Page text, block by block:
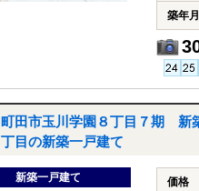
築年月
町田市玉川学園８丁目７期 新
丁目の新築一戸建て
新築一戸建て 価格